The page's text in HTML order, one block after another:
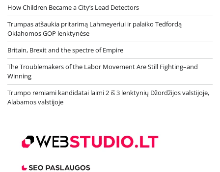
How Children Became a City’s Lead Detectors
Trumpas atšaukia pritarimą Lahmeyeriui ir palaiko Tedfordą
Oklahomos GOP lenktynėse
Britain, Brexit and the spectre of Empire
The Troublemakers of the Labor Movement Are Still Fighting–and
Winning
Trumpo remiami kandidatai laimi 2 iš 3 lenktynių Džordžijos valstijoje,
Alabamos valstijoje